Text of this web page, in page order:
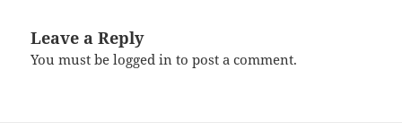
Leave a Reply
You must belogged in to post a comment.